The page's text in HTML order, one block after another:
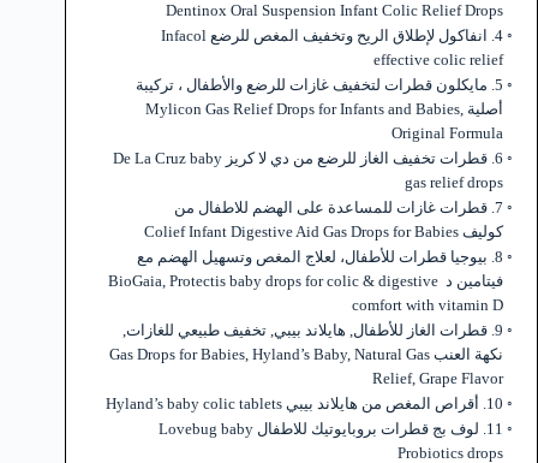
Dentinox Oral Suspension Infant Colic Relief Drops
4. انفاكول لإطلاق الريح وتخفيف المغص للرضع Infacol
effective colic relief
5. مايكلون قطرات لتخفيف غازات للرضع والأطفال ، تركيبة
أصلية Mylicon Gas Relief Drops for Infants and Babies,
Original Formula
6. قطرات تخفيف الغاز للرضع من دي لا كريز De La Cruz baby
gas relief drops
7. قطرات غازات للمساعدة على الهضم للاطفال من
كوليف Colief Infant Digestive Aid Gas Drops for Babies
8. بيوجيا قطرات للأطفال، لعلاج المغص وتسهيل الهضم مع
فيتامين د BioGaia, Protectis baby drops for colic & digestive
comfort with vitamin D
9. قطرات الغاز للأطفال, هايلاند بيبي, تخفيف طبيعي للغازات,
نكهة العنب Gas Drops for Babies, Hyland’s Baby, Natural Gas
Relief, Grape Flavor
10. أقراص المغص من هايلاند بيبي Hyland’s baby colic tablets
11. لوف بج قطرات بروبايوتيك للاطفال Lovebug baby
Probiotics drops